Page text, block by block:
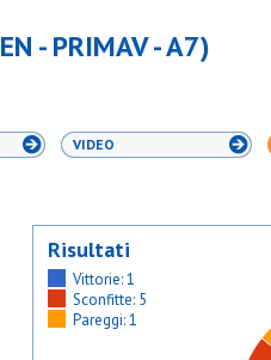
- PRIMAV - A7)
VIDEO
Risultati
Vittorie: 1
Sconfitte: 5
Pareggi: 1